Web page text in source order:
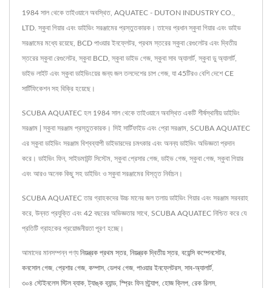
1984 সাল থেকে তাইওয়ানে অবস্থিত, AQUATEC - DUTON INDUSTRY CO.,
LTD. স্কুবা গিয়ার এবং ডাইভিং সরঞ্জামের প্রস্তুতকারক। তাদের প্রধান স্কুবা গিয়ার এবং ডাইভ
সরঞ্জামের মধ্যে রয়েছে, BCD পাওয়ার ইনফ্লেটর, প্রথম স্তরের স্কুবা রেগুলেটর এবং দ্বিতীয়
স্তরের স্কুবা রেগুলেটর, স্কুবা BCD, স্কুবা ডাইভ গেজ, স্কুবা সাব অ্যালার্ট, স্কুবা ডু অ্যালার্ট,
ডাইভ লাইট এবং স্কুবা ডাইভিংয়ের জন্য জল তলদেশের চাপ গেজ, যা 45টিরও বেশি দেশে CE
সার্টিফিকেশন সহ বিক্রি হয়েছে।
SCUBA AQUATEC হল 1984 সাল থেকে তাইওয়ানে অবস্থিত একটি শীর্ষস্থানীয় ডাইভিং
সরঞ্জাম | স্কুবা সরঞ্জাম প্রস্তুতকারক। সিই সার্টিফাইড এবং প্রো সরঞ্জাম, SCUBA AQUATEC
এর স্কুবা ডাইভিং সরঞ্জাম বিশ্বব্যাপী ডাইভারদের চমৎকার এবং অনন্য ডাইভিং অভিজ্ঞতা প্রদান
করে। ডাইভিং ফিন, সাইডমাউন্ট সিস্টেম, স্কুবা প্রেসার গেজ, ডাইভ গেজ, স্কুবা গেজ, স্কুবা গিয়ার
এবং আরও অনেক কিছু সহ ডাইভিং ও স্কুবা সরঞ্জামের বিস্তৃত নির্বাচন।
SCUBA AQUATEC তার গ্রাহকদের উচ্চ মানের জল তলায় ডাইভিং গিয়ার এবং সরঞ্জাম সরবরাহ
করে, উন্নত প্রযুক্তি এবং 42 বছরের অভিজ্ঞতার সাথে, SCUBA AQUATEC নিশ্চিত করে যে
প্রতিটি গ্রাহকের প্রয়োজনীয়তা পূরণ হচ্ছে।
আমাদের মানসম্পন্ন পণ্য নিয়ন্ত্রক প্রথম স্তর নিয়ন্ত্রক দ্বিতীয় স্তর বয়েন্সি কম্পেনসেটর
কনসোল গেজ, প্রেশার গেজ, কম্পাস ডেপথ গেজ, পাওয়ার ইনফ্লেটরস সাব-অ্যালার্ট
৩০৪ স্টেইনলেস স্টিল ব্যাক ,ট্যাঙ্ক ব্যান্ড, স্প্রিং ফিন স্ট্র্যাপ হোজ ক্লিপ রেক রিলস